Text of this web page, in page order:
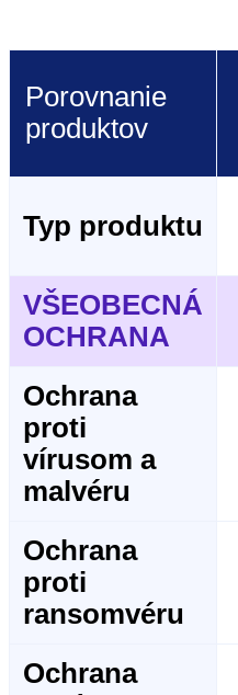
Porovnanie
produktov
Typ produktu
VŠEOBECNÁ
OCHRANA
Ochrana
proti
vírusom a
malvéru
Ochrana
proti
ransomvéru
Ochrana